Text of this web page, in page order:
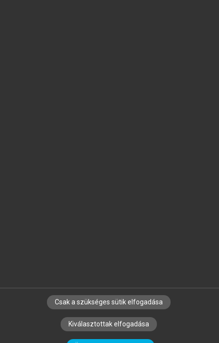
SZERZŐKNEK CÉGEKNEK KÖNYVTÁROSOKNAK
SZERKESZTÉSI ÉS LEKTORÁLÁSI ALAPELVEK
Csak a szükséges sütik elfogadása
Kiválasztottak elfogadása